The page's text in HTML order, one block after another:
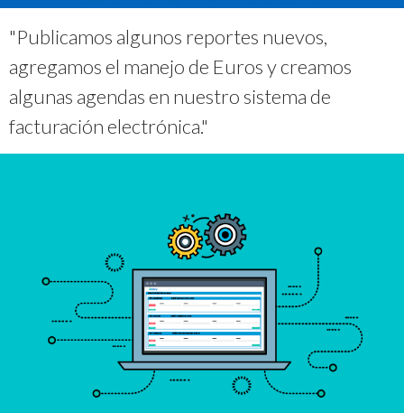
"Publicamos algunos reportes nuevos,
agregamos el manejo de Euros y creamos
algunas agendas en nuestro sistema de
facturación electrónica."